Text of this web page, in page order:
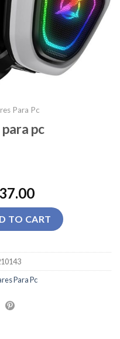
Para Pc
pc
37.00
TO CART
Para Pc